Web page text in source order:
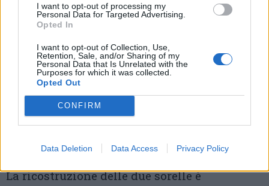
I want to opt-out of processing my
Personal Data for Targeted Advertising.
Opted In
I want to opt-out of Collection, Use,
Retention, Sale, and/or Sharing of my
Personal Data that Is Unrelated with the
Purposes for which it was collected.
Opted Out
CONFIRM
Data Deletion Data Access Privacy Policy
l’assurdità della situazione. Quando hanno
chiesto di avere il nome del direttore
sanitario o del direttore generale sia il
medico che con cui avevano parlato che
l’addetto alla guardiola si sono rifiutati di
fornirlo: «Abbiamo dovuto chiamare il 112 per
ottenere quei nomi».
Il trasferimento a Magenta
La ricostruzione delle due sorelle è